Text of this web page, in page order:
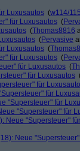
Luxusautos (w114/
für Luxusautos (
(Thomas8816
(Pervasive
Luxusautos (
für Luxusautos (
für Luxusautos (
für Luxusautos
für
für
"Supersteuer" für
"Supersteuer" für
Neue "Supersteuer"
Neue